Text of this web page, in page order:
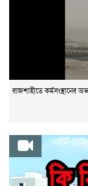
রাজশাহীতে কর্মসংস্থানের